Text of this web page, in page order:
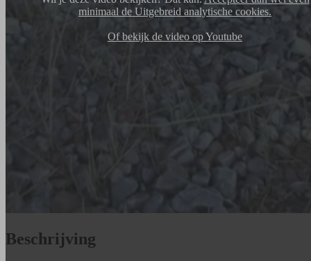
minimaal de Uitgebreid analytische cookies.
Of bekijk de video op Youtube
Beschrijving